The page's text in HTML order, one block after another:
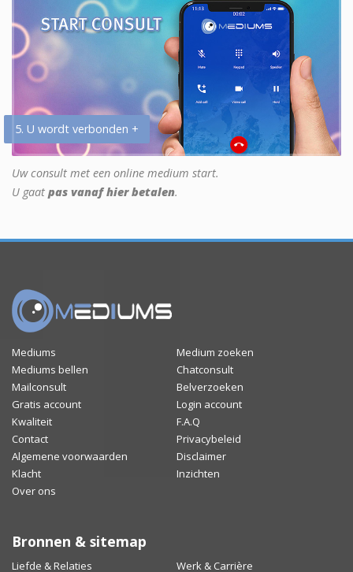
5. U wordt verbonden +
Uw consult met een online medium start.
U gaat pas vanaf hier betalen.
Mediums
Medium zoeken
Mediums bellen
Chatconsult
Mailconsult
Belverzoeken
Gratis account
Login account
Kwaliteit
F.A.Q
Contact
Privacybeleid
Algemene voorwaarden
Disclaimer
Klacht
Inzichten
Over ons
Bronnen & sitemap
Liefde & Relaties Werk & Carrière